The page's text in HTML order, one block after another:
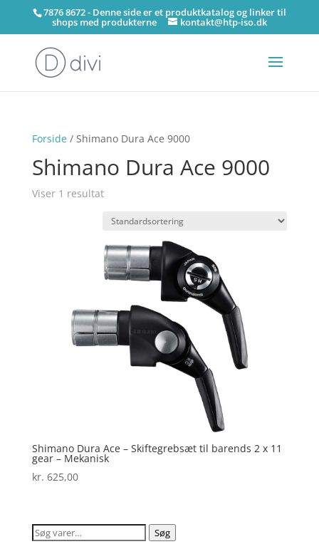
7876 8672 - Denne side er et produktkatalog og linker til
shops med produkterne kontakt@htp-iso.dk
Forside/ Shimano Dura Ace 9000
Shimano Dura Ace 9000
Viser 1 resultat
Shimano Dura Ace – Skiftegrebsæt til barends 2 x 11
gear – Mekanisk
kr. 625,00
Søg
Søg